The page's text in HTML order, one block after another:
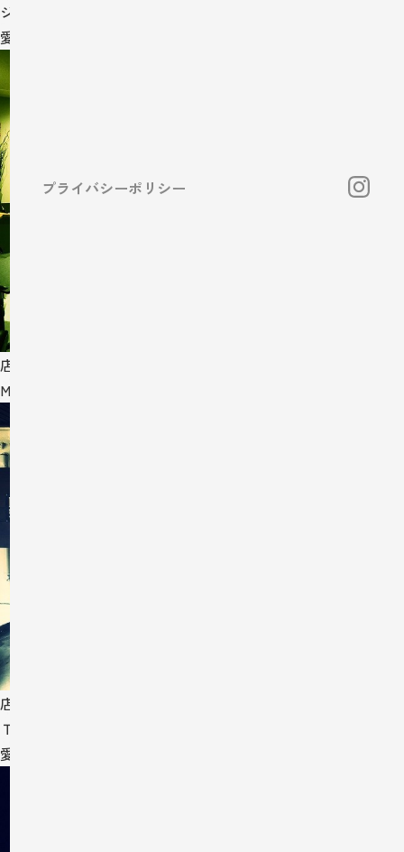
ジュエリークラフト様 新アトリエ。
愛知県名古屋市
店舗
MORICO office
店舗
ＴＨＥ ＢＥＡＣＨ
愛知県名古屋市
プライバシーポリシー